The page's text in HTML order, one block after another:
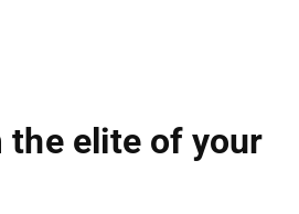
the elite of your